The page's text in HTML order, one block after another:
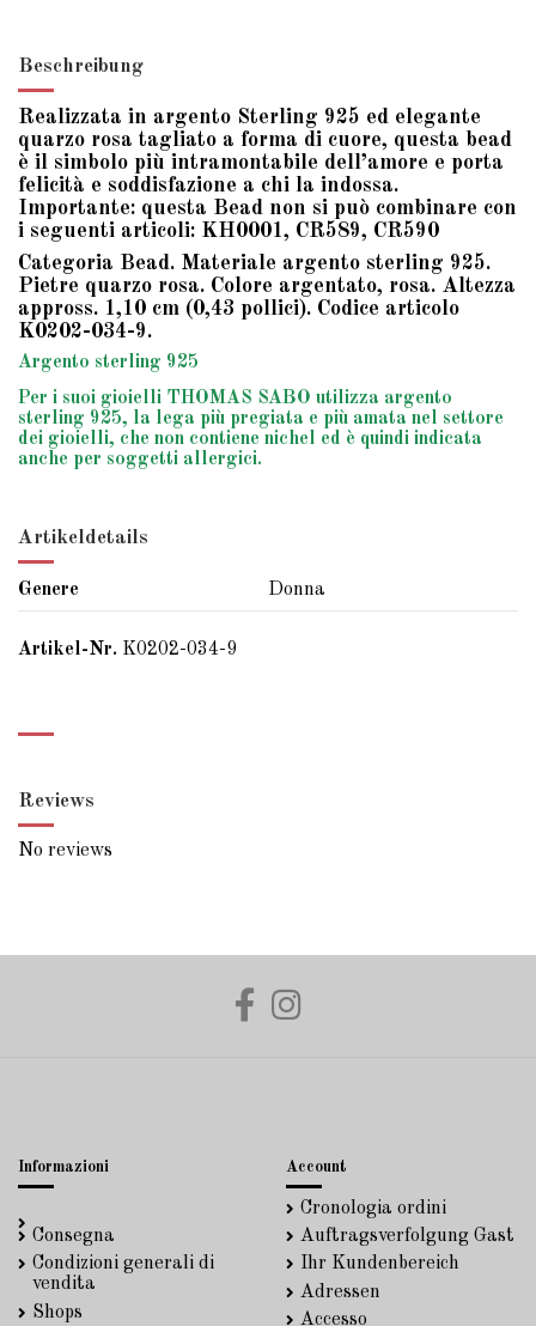
Beschreibung
Realizzata in argento Sterling 925 ed elegante
quarzo rosa tagliato a forma di cuore, questa bead
è il simbolo più intramontabile dell’amore e porta
felicità e soddisfazione a chi la indossa.
Importante: questa Bead non si può combinare con
i seguenti articoli: KH0001, CR589, CR590
Categoria Bead. Materiale argento sterling 925.
Pietre quarzo rosa. Colore argentato, rosa. Altezza
appross. 1,10 cm (0,43 pollici). Codice articolo
K0202-034-9.
Argento sterling 925
Per i suoi gioielli THOMAS SABO utilizza argento
sterling 925, la lega più pregiata e più amata nel settore
dei gioielli, che non contiene nichel ed è quindi indicata
anche per soggetti allergici.
Artikeldetails
Genere Donna
Artikel-Nr. K0202-034-9
Reviews
No reviews
Informazioni
Consegna
Condizioni generali di
vendita
Shops
Account
Cronologia ordini
Auftragsverfolgung Gast
Ihr Kundenbereich
Adressen
Accesso